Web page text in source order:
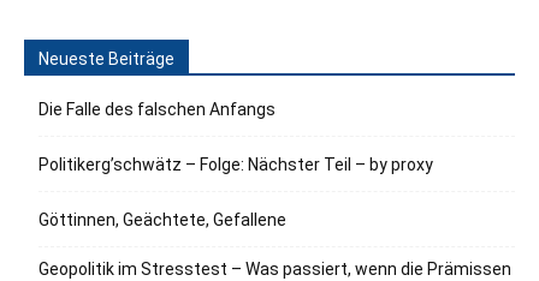
Neueste Beiträge
Die Falle des falschen Anfangs
Politikerg’schwätz – Folge: Nächster Teil – by proxy
Göttinnen, Geächtete, Gefallene
Geopolitik im Stresstest – Was passiert, wenn die Prämissen